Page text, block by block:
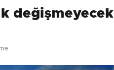
Gönderdeğişmeyecek